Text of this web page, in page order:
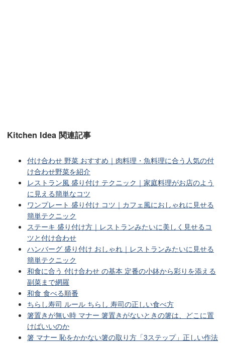
Kitchen Idea 関連記事
付け合わせ 野菜 おすすめ｜肉料理・魚料理に合う人気の付
け合わせ野菜を紹介
レストラン風 盛り付け テクニック｜家庭料理がお店のよう
に見える簡単なコツ
ワンプレート 盛り付け コツ｜カフェ風におしゃれに見せる
簡単テクニック
ステーキ 盛り付け方｜レストランみたいに美しく見せるコ
ツと付け合わせ
ハンバーグ 盛り付け おしゃれ｜レストランみたいに見せる
簡単テクニック
和食に合う 付け合わせ の基本 定番の小鉢から彩りを添える
副菜まで網羅
和食 食べる順番
ちらし寿司 ルール ちらし 寿司の正しい食べ方
箸置きが無い時 マナー 箸置きがないときの箸は、どこに置
けばいいのか
箸 マナー 恥をかかない箸の取り方「3ステップ」正しい作法